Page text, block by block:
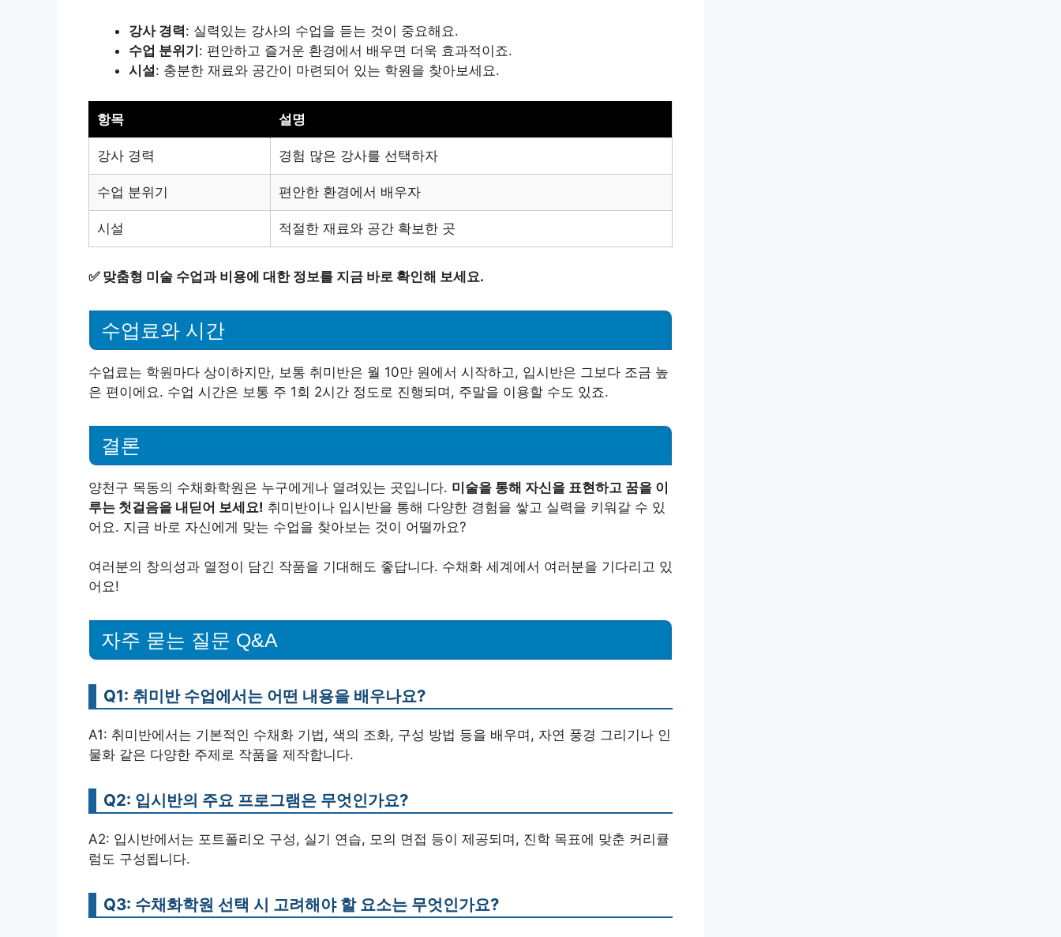
강사 경력: 실력있는 강사의 수업을 듣는 것이 중요해요.
수업 분위기 : 편안하고 즐거운 환경에서 배우면 더욱 효과적이죠.
시설: 충분한 재료와 공간이 마련되어 있는 학원을 찾아보세요.
항목 설명
강사 경력 경험 많은 강사를 선택하자
수업 분위기 편안한 환경에서 배우자
시설 적절한 재료와 공간 확보한 곳
✅ 맞춤형 미술 수업과 비용에 대한 정보를 지금 바로 확인해 보세요.
수업료와 시간
수업료는 학원마다 상이하지만, 보통 취미반은 월 10만 원에서 시작하고, 입시반은 그보다 조금 높
은 편이에요. 수업 시간은 보통 주 1회 2시간 정도로 진행되며, 주말을 이용할 수도 있죠.
결론
양천구 목동의 수채화학원은 누구에게나 열려있는 곳입니다. 미술을 통해 자신을 표현하고 꿈을 이
루는 첫걸음을 내딛어 보세요! 취미반이나 입시반을 통해 다양한 경험을 쌓고 실력을 키워갈 수 있
어요. 지금 바로 자신에게 맞는 수업을 찾아보는 것이 어떨까요?
여러분의 창의성과 열정이 담긴 작품을 기대해도 좋답니다. 수채화 세계에서 여러분을 기다리고 있
어요!
자주 묻는 질문 Q&A
Q1: 취미반 수업에서는 어떤 내용을 배우나요?
A1: 취미반에서는 기본적인 수채화 기법, 색의 조화, 구성 방법 등을 배우며, 자연 풍경 그리기나 인
물화 같은 다양한 주제로 작품을 제작합니다.
Q2: 입시반의 주요 프로그램은 무엇인가요?
A2: 입시반에서는 포트폴리오 구성, 실기 연습, 모의 면접 등이 제공되며, 진학 목표에 맞춘 커리큘
럼도 구성됩니다.
Q3: 수채화학원 선택 시 고려해야 할 요소는 무엇인가요?